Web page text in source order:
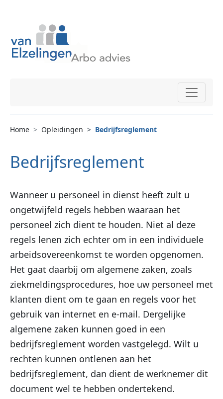
Home Opleidingen Bedrijfsreglement
Bedrijfsreglement
Wanneer u personeel in dienst heeft zult u
ongetwijfeld regels hebben waaraan het
personeel zich dient te houden. Niet al deze
regels lenen zich echter om in een individuele
arbeidsovereenkomst te worden opgenomen.
Het gaat daarbij om algemene zaken, zoals
ziekmeldingsprocedures, hoe uw personeel met
klanten dient om te gaan en regels voor het
gebruik van internet en e-mail. Dergelijke
algemene zaken kunnen goed in een
bedrijfsreglement worden vastgelegd. Wilt u
rechten kunnen ontlenen aan het
bedrijfsreglement, dan dient de werknemer dit
document wel te hebben ondertekend.